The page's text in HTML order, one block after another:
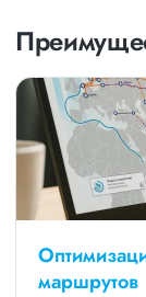
маршрутов